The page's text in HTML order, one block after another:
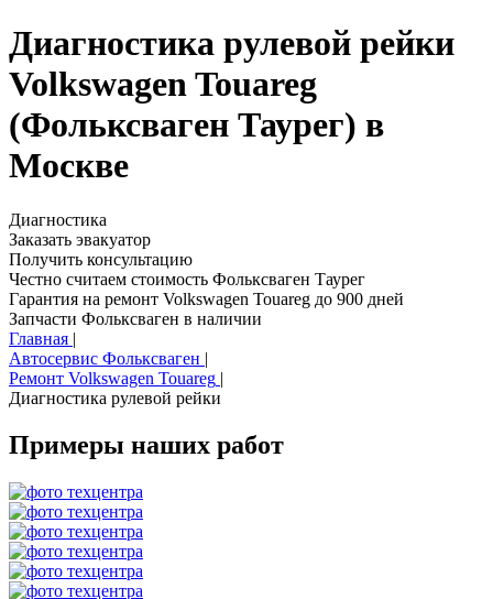
Диагностика рулевой рейки
Volkswagen Touareg
(Фольксваген Таурег) в
Москве
Диагностика
Заказать эвакуатор
Получить консультацию
Честно считаем стоимость Фольксваген Таурег
Гарантия на ремонт Volkswagen Touareg до 900 дней
Запчасти Фольксваген в наличии
Главная |
Автосервис Фольксваген |
Ремонт Volkswagen Touareg |
Диагностика рулевой рейки
Примеры наших работ